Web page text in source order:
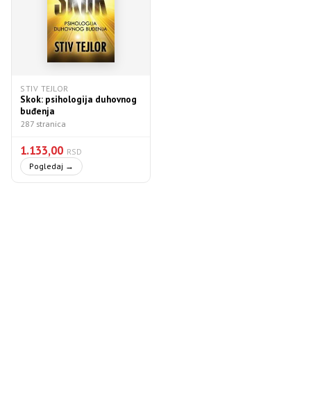
STIV TEJLOR
Skok: psihologija duhovnog
buđenja
287 stranica
1.133,00 RSD
Pogledaj →